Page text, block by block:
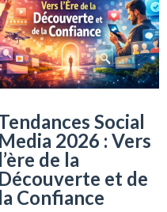
Social
Media 2026 : Vers
l’ère de la
Découverte et de
la Confiance